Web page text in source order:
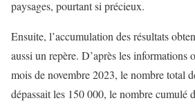
paysages, pourtant si précieux.
Ensuite, l’accumulation des résultats
aussi un repère. D’après les informations
mois de novembre 2023, le nombre total
dépassait les 150 000, le nombre cumulé